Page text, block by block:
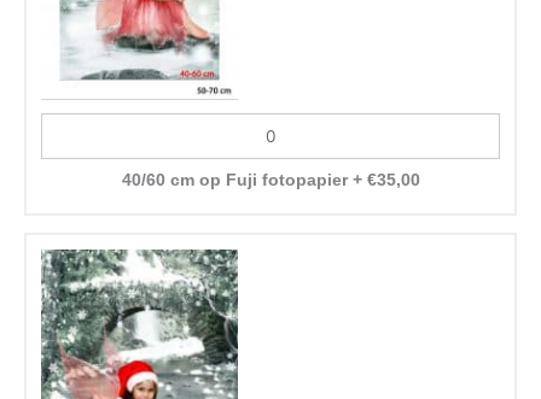
40/60 cm op Fuji fotopapier+ €35,00